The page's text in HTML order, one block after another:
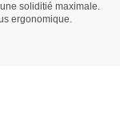
soliditié maximale.
ergonomique.